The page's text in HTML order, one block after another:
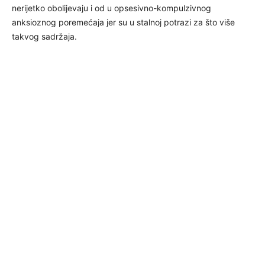
nerijetko obolijevaju i od u opsesivno-kompulzivnog
anksioznog poremećaja jer su u stalnoj potrazi za što više
takvog sadržaja.